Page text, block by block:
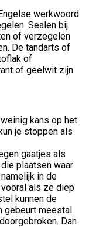
werkwoord
Sealen bij
of verzegelen
De tandarts of
of
of geelwit zijn.
kans op het
je stoppen als
gaatjes als
plaatsen waar
in de
als ze diep
kunnen de
gebeurt meestal
Dan